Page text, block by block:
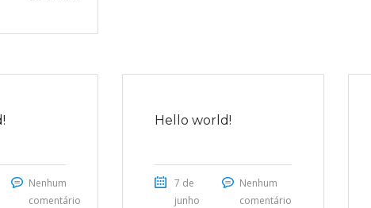
Nenhum
comentário
Hello world!
7 de
junho
Nenhum
comentário